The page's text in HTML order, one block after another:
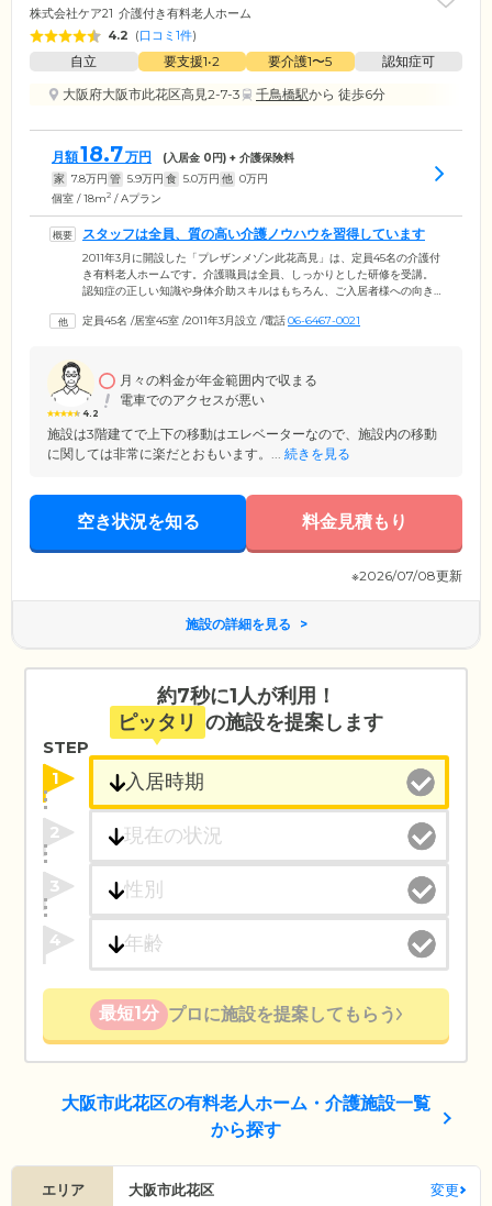
株式会社ケア21 介護付き有料老人ホーム
4.2 (口コミ1件)
自立 要支援1•2 要介護1〜5
認知症可
大阪府大阪市此花区高見2-7-3
千鳥橋駅から 徒歩6分
月額18.7万円 (入居金 0円) + 介護保険料
家 7.8万円 管 5.9万円 食 5.0万円 他 0万円
個室 / 18m2 / Aプラン
スタッフは全員、質の高い介護ノウハウを習得しています
2011年3月に開設した「プレザンメゾン此花高見」は、定員45名の介護付
き有料老人ホームです。介護職員は全員、しっかりとした研修を受講。
認知症の正しい知識や身体介助スキルはもちろん、ご入居者様への向き
24時間常駐しているため、いつでも安心してお過ごしください。ご入居
康面に不安がある方も、ぜひ一度ご相談ください。ホームへは「千鳥
橋」駅から徒歩約7分。アクセスもよく通勤前後にお気軽に顔を見にきて
いただけます。
定員45名 /居室45室 /2011年3月設立 /電話06-6467-0021
4.2
月々の料金が年金範囲内で収まる
電車でのアクセスが悪い
施設は3階建てで上下の移動はエレベーターなので、施設内の移動
に関しては非常に楽だとおもいます。... 続きを見る
空き状況を知る 料金見積もり
※2026/07/08更新
施設の詳細を見る
約7秒に1人が利用！
ピッタリ の施設を提案します
STEP
1
2
3
4
最短1分 プロに施設を提案してもらう
大阪市此花区の有料老人ホーム・介護施設一覧
から探す
エリア 大阪市此花区 変更